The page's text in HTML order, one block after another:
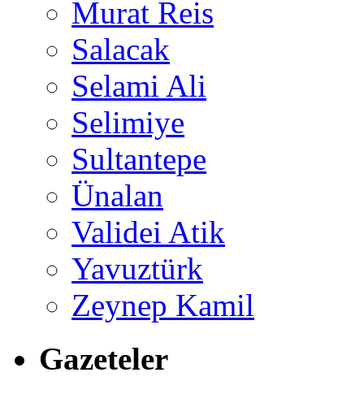
Murat Reis
Salacak
Selami Ali
Selimiye
Sultantepe
Ünalan
Validei Atik
Yavuztürk
Zeynep Kamil
Gazeteler